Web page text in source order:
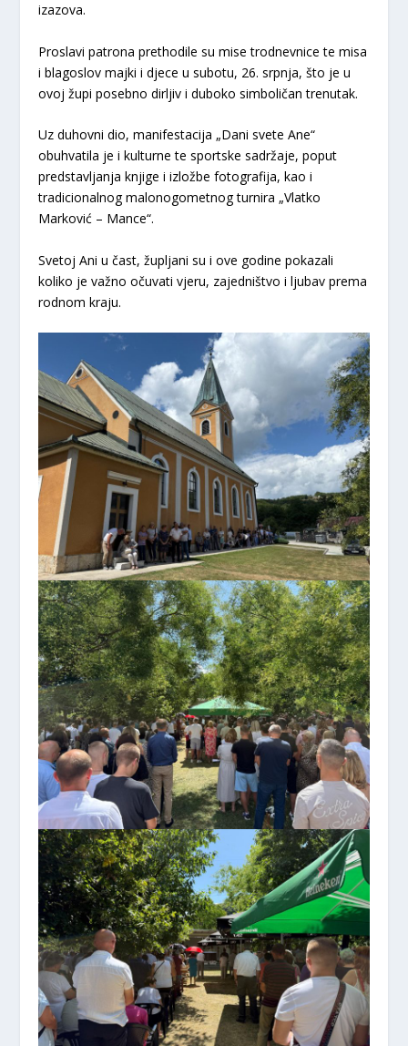
izazova.
Proslavi patrona prethodile su mise trodnevnice te misa
i blagoslov majki i djece u subotu, 26. srpnja, što je u
ovoj župi posebno dirljiv i duboko simboličan trenutak.
Uz duhovni dio, manifestacija „Dani svete Ane“
obuhvatila je i kulturne te sportske sadržaje, poput
predstavljanja knjige i izložbe fotografija, kao i
tradicionalnog malonogometnog turnira „Vlatko
Marković – Mance“.
Svetoj Ani u čast, župljani su i ove godine pokazali
koliko je važno očuvati vjeru, zajedništvo i ljubav prema
rodnom kraju.